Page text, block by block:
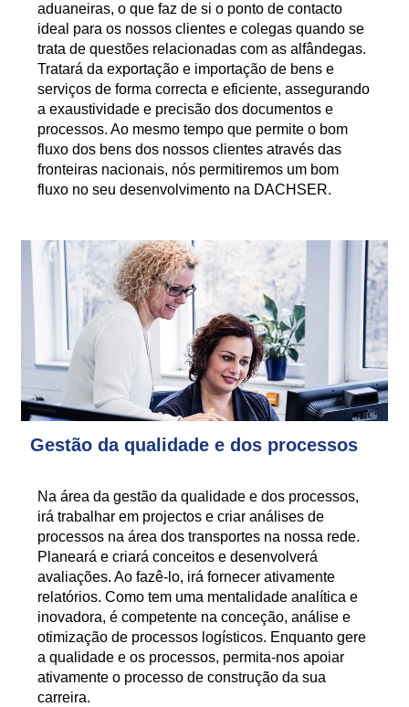
aduaneiras, o que faz de si o ponto de contacto
ideal para os nossos clientes e colegas quando se
trata de questões relacionadas com as alfândegas.
Tratará da exportação e importação de bens e
serviços de forma correcta e eficiente, assegurando
a exaustividade e precisão dos documentos e
processos. Ao mesmo tempo que permite o bom
fluxo dos bens dos nossos clientes através das
fronteiras nacionais, nós permitiremos um bom
fluxo no seu desenvolvimento na DACHSER.
Gestão da qualidade e dos processos
Na área da gestão da qualidade e dos processos,
irá trabalhar em projectos e criar análises de
processos na área dos transportes na nossa rede.
Planeará e criará conceitos e desenvolverá
avaliações. Ao fazê-lo, irá fornecer ativamente
relatórios. Como tem uma mentalidade analítica e
inovadora, é competente na conceção, análise e
otimização de processos logísticos. Enquanto gere
a qualidade e os processos, permita-nos apoiar
ativamente o processo de construção da sua
carreira.